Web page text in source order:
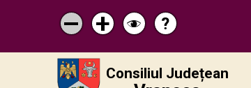
Micșorează
scrisul
Mărește
scrisul
Schimbă
contrastul
Pagina
de
ajutor
?
Consiliul Județean